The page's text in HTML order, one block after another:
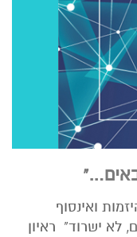
היזמות ואינסוף
לא ישרוד" ראיון